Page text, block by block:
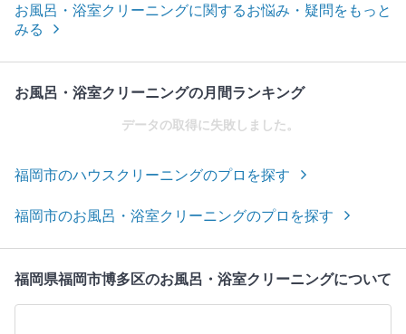
お風呂・浴室クリーニングに関するお悩み・疑問をもっと
みる
お風呂・浴室クリーニングの月間ランキング
データの取得に失敗しました。
福岡市のハウスクリーニングのプロを探す
福岡市のお風呂・浴室クリーニングのプロを探す
福岡県福岡市博多区のお風呂・浴室クリーニングについて